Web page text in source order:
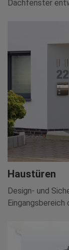
Dachfenster
Haustüren
Design- und
Eingangsbereich